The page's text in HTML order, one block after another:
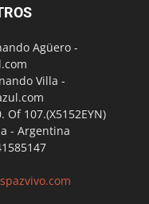
Agüero -
Villa -
Of 107.(X5152EYN)
- Argentina